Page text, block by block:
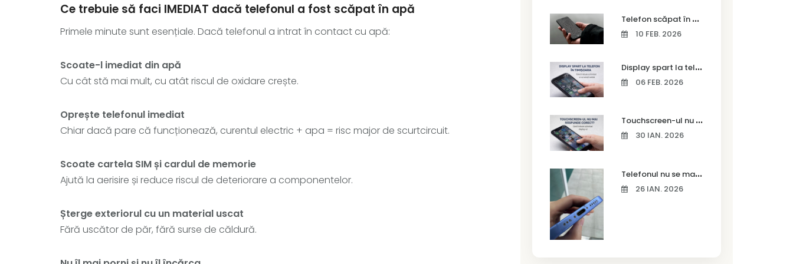
Ce trebuie să faci IMEDIAT dacă telefonul a fost scăpat în apă
Primele minute sunt esențiale. Dacă telefonul a intrat în contact cu apă:
Scoate-l imediat din apă
Cu cât stă mai mult, cu atât riscul de oxidare crește.
Oprește telefonul imediat
Chiar dacă pare că funcționează, curentul electric + apa = risc major de scurtcircuit.
Scoate cartela SIM și cardul de memorie
Ajută la aerisire și reduce riscul de deteriorare a componentelor.
Șterge exteriorul cu un material uscat
Fără uscător de păr, fără surse de căldură.
T
elefon scăpat în apă – ce trebuie să faci imediat și ce greșeli să eviți
10 FEB. 2026
D
isplay spart la telefon în Timișoara
06 FEB. 2026
T
ouchscreen-ul nu mai răspunde corect? Când trebuie schimbat display-ul
30 IAN. 2026
T
elefonul nu se mai încarcă corect? Cauze frecvente și soluții la service în Timișoara
26 IAN. 2026